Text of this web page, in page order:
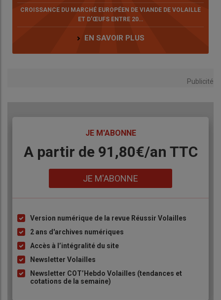
Bretagne et en Pays de la Loire et faisant partie du groupe LDC,
la vaccination contre les salmonelles est un des axes de sa
stratégie « zéro salmonelle en élevage ». Avant 2023, seuls les
parquets à génétiques stratégiques recevaient des vaccins
Armel Bonneté, du laboratoire Chêne Vert : « La vaccination
contre les salmonelles est un des axes de sa stratégie « zéro
salmonelle en élevage» des couvoirs Gallina, du groupe LDC. »
© A. Puybasset
CROISSANCE DU MARCHÉ EUROPÉEN DE VIANDE DE VOLAILLE
ET D’ŒUFS ENTRE 20…
EN SAVOIR PLUS
Publicité
JE M'ABONNE
Body
A partir de 91,80€/an​ TTC
JE M'ABONNE
Liste
à
puce
Version numérique de la revue Réussir Volailles
2 ans d'archives numériques
Accès à l’intégralité du site
Newsletter Volailles
Newsletter COT’Hebdo Volailles (tendances et
cotations de la semaine)